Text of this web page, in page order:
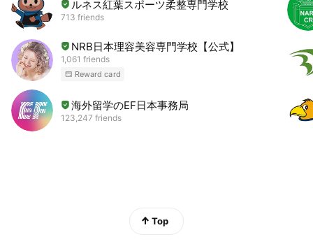
ルネス紅葉スポーツ柔整専門学校
713 friends
NRB日本理容美容専門学校【公式】
1,061 friends
Reward card
海外留学のEF日本事務局
123,247 friends
Top